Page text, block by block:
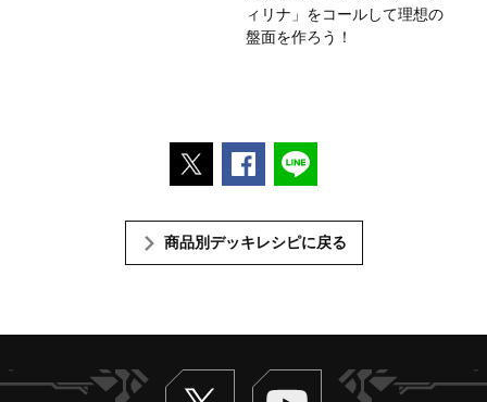
ィリナ」をコールして理想の
盤面を作ろう！
ポストするFacebookでシェアする
商品別デッキレシピに戻る
Twitter ヴァンガードch